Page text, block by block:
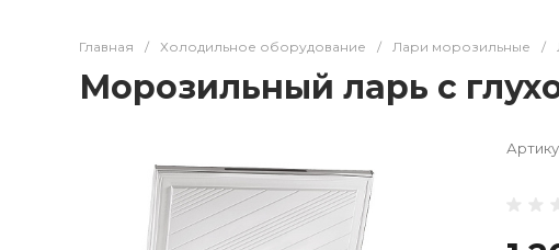
Главная / Холодильное оборудование / Лари морозильные /
Морозильный ларь с